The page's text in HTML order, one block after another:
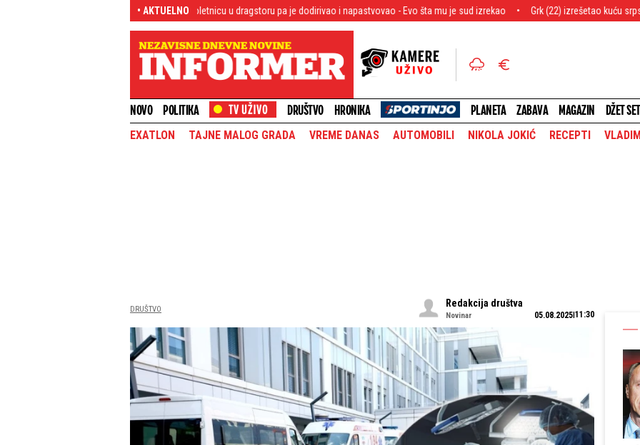
• AKTUELNO
Azerbejdžanac: Pratio maloletnicu u dragstoru pa je dodirivao i napastvovao - Evo šta mu je sud izrekao Grk (22) izrešetao kuću srpskog biznismena:
NOVO POLITIKA DRUŠTVO HRONIKA PLANETA ZABAVA MAGAZIN DŽET SET
EXATLON TAJNE MALOG GRADA VREME DANAS AUTOMOBILI NIKOLA JOKIĆ RECEPTI
DRUŠTVO
Redakcija društva
Novinar 05.08.2025 11:30